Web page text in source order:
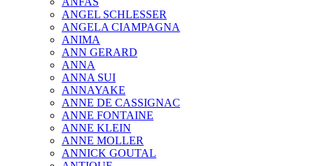
ANGEL SCHLESSER
ANGELA CIAMPAGNA
ANIMA
ANN GERARD
ANNA
ANNA SUI
ANNAYAKE
ANNE DE CASSIGNAC
ANNE FONTAINE
ANNE KLEIN
ANNE MOLLER
ANNICK GOUTAL